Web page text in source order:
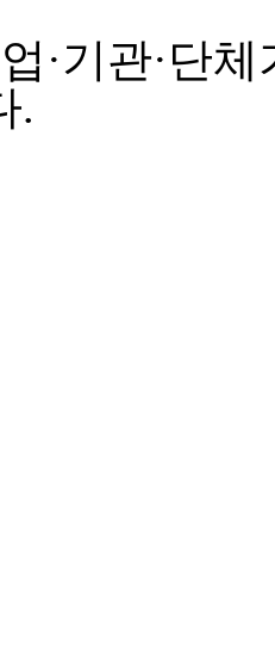
·기관·단
.